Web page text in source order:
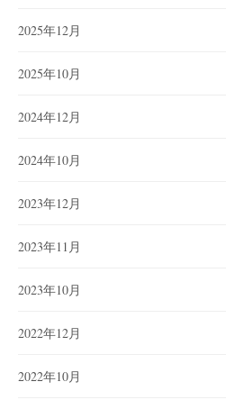
2025年12月
2025年10月
2024年12月
2024年10月
2023年12月
2023年11月
2023年10月
2022年12月
2022年10月